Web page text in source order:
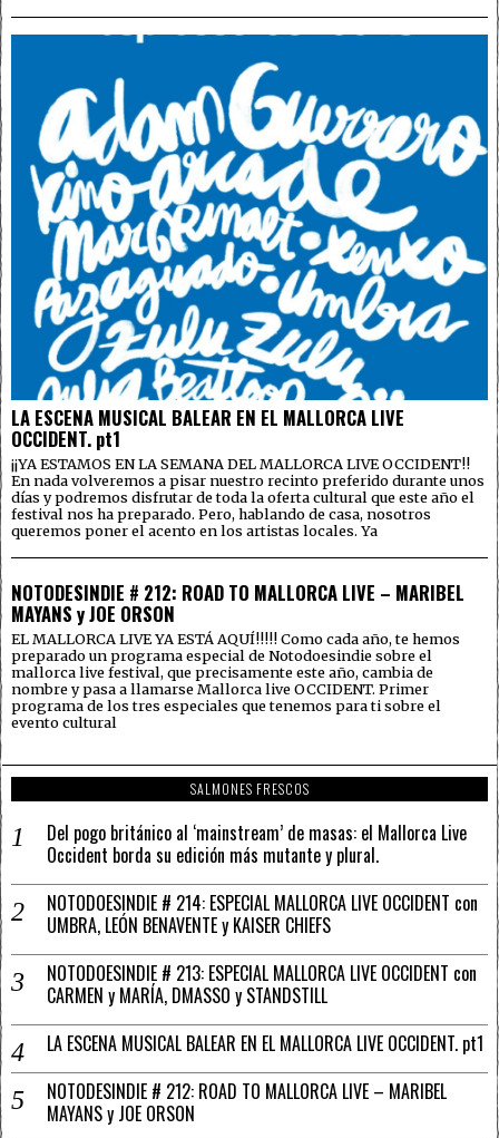
LA ESCENA MUSICAL BALEAR EN EL MALLORCA LIVE
OCCIDENT. pt1
¡¡YA ESTAMOS EN LA SEMANA DEL MALLORCA LIVE OCCIDENT!!
En nada volveremos a pisar nuestro recinto preferido durante unos
días y podremos disfrutar de toda la oferta cultural que este año el
festival nos ha preparado. Pero, hablando de casa, nosotros
queremos poner el acento en los artistas locales. Ya
NOTODESINDIE # 212: ROAD TO MALLORCA LIVE – MARIBEL
MAYANS y JOE ORSON
EL MALLORCA LIVE YA ESTÁ AQUÍ!!!!! Como cada año, te hemos
preparado un programa especial de Notodoesindie sobre el
mallorca live festival, que precisamente este año, cambia de
nombre y pasa a llamarse Mallorca live OCCIDENT. Primer
programa de los tres especiales que tenemos para ti sobre el
evento cultural
SALMONES FRESCOS
Del pogo británico al ‘mainstream’ de masas: el Mallorca Live
Occident borda su edición más mutante y plural.
NOTODOESINDIE # 214: ESPECIAL MALLORCA LIVE OCCIDENT con
UMBRA, LEÓN BENAVENTE y KAISER CHIEFS
NOTODOESINDIE # 213: ESPECIAL MALLORCA LIVE OCCIDENT con
CARMEN y MARÍA, DMASSO y STANDSTILL
LA ESCENA MUSICAL BALEAR EN EL MALLORCA LIVE OCCIDENT. pt1
NOTODESINDIE # 212: ROAD TO MALLORCA LIVE – MARIBEL
MAYANS y JOE ORSON